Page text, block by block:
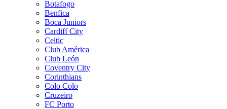
Botafogo
Benfica
Boca Juniors
Cardiff City
Celtic
Club América
Club León
Coventry City
Corinthians
Colo Colo
Cruzeiro
FC Porto